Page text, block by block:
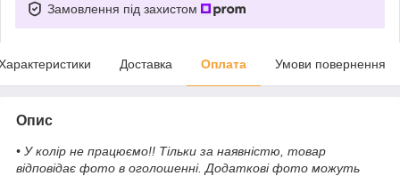
Замовлення під захистом
Доставка Оплата Умови повернення
Опис
• У колір не працюємо!! Тільки за наявністю, товар
відповідає фото в оголошенні. Додаткові фото можуть